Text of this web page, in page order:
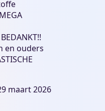
en ouders
maart 2026